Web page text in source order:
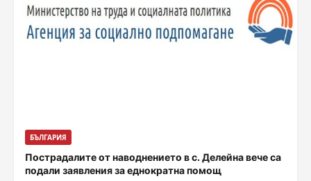
БЪЛГАРИЯ
Пострадалите от наводнението в с. Делейна вече са
подали заявления за еднократна помощ